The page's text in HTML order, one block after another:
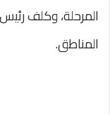
المرحلة، وكلف
المناطق.